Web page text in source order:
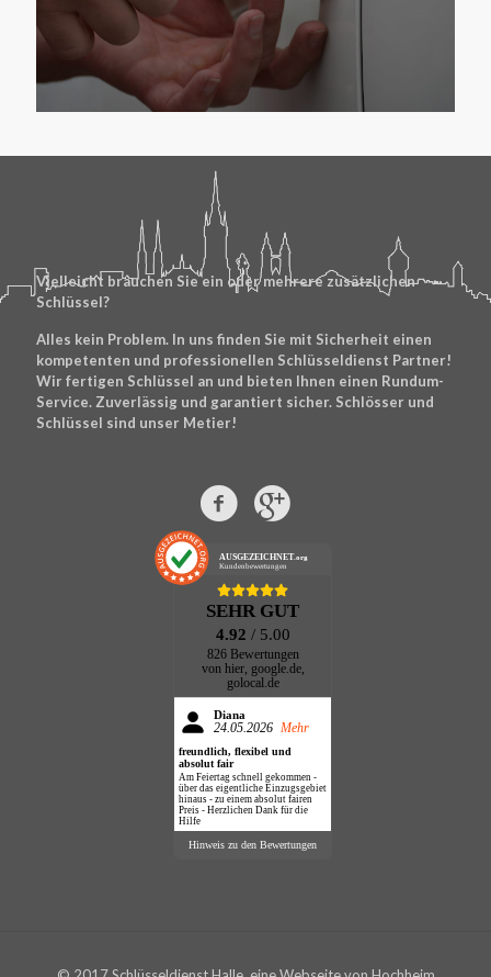
Vielleicht brauchen Sie ein oder mehrere zusätzlichen
Schlüssel?
Alles kein Problem. In uns finden Sie mit Sicherheit einen
kompetenten und professionellen Schlüsseldienst Partner!
Wir fertigen Schlüssel an und bieten Ihnen einen Rundum-
Service. Zuverlässig und garantiert sicher. Schlösser und
Schlüssel sind unser Metier!
AUSGEZEICHNET.org
Kundenbewertungen
SEHR GUT
4.92 / 5.00
826 Bewertungen
von hier, google.de,
golocal.de
Diana
24.05.2026 Mehr
freundlich, flexibel und
absolut fair
Am Feiertag schnell gekommen -
über das eigentliche Einzugsgebiet
hinaus - zu einem absolut fairen
Preis - Herzlichen Dank für die
Hilfe
Hinweis zu den Bewertungen